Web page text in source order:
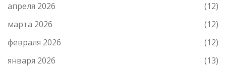
апреля 2026
(12)
марта 2026
(12)
февраля 2026
(12)
января 2026
(13)